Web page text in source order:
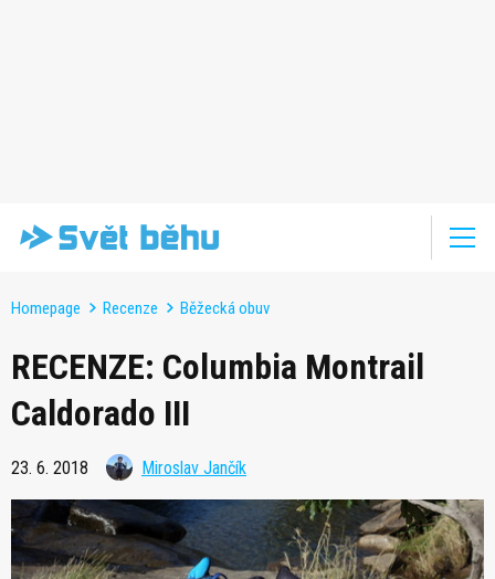
Homepage Recenze Běžecká obuv
RECENZE: Columbia Montrail
Caldorado III
23. 6. 2018 Miroslav Jančík